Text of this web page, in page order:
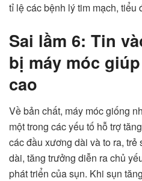
tỉ lệ các bệnh lý tim mạch, tiểu
Sai lầm 6: Tin
bị máy móc
cao
Về bản chất, máy móc giống
một trong các yếu tố hỗ trợ
các đầu xương dài và to ra,
dài, tăng trưởng diễn ra chủ
phát triển của sụn. Khi sụn